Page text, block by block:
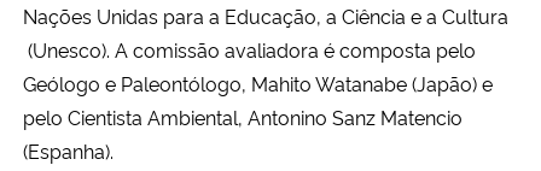
Controladoria-Geral da União
Ministério da Mulher, da Família e dos Direitos Humanos
Secretaria-Geral
Nações Unidas para a Educação, a Ciência e a Cultura
(Unesco). A comissão avaliadora é composta pelo
Geólogo e Paleontólogo, Mahito Watanabe (Japão) e
pelo Cientista Ambiental, Antonino Sanz Matencio
(Espanha).